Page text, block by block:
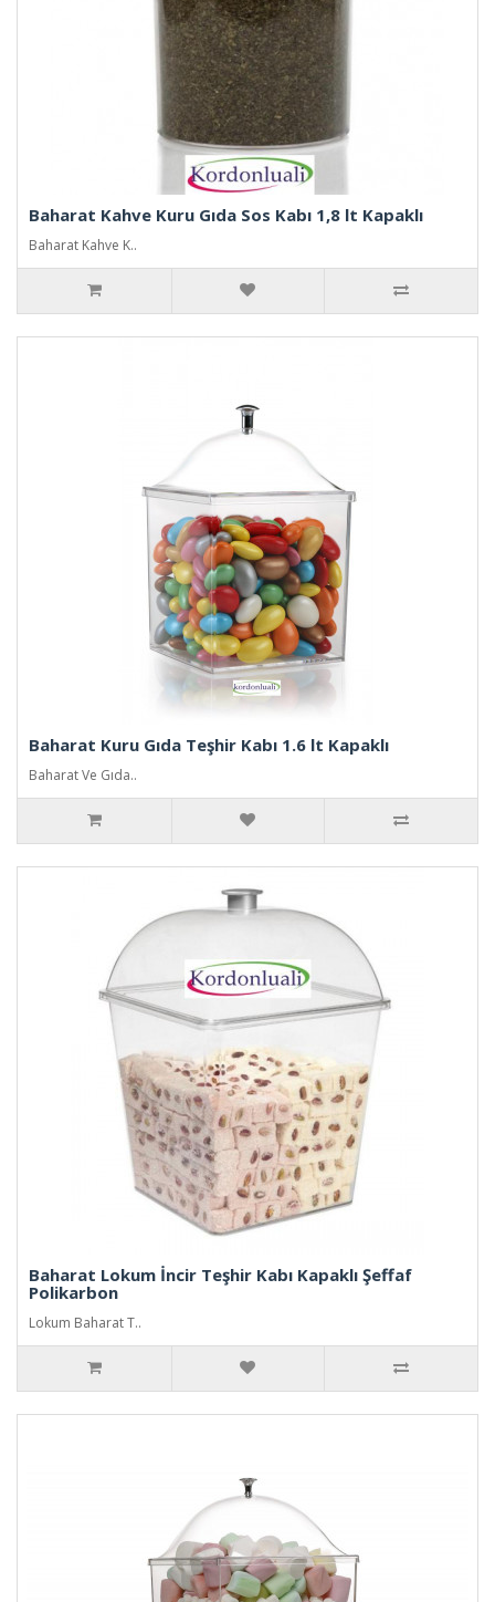
Baharat Kahve Kuru Gıda Sos Kabı 1,8 lt Kapaklı
Baharat Kahve K..
Baharat Kuru Gıda Teşhir Kabı 1.6 lt Kapaklı
Baharat Ve Gıda..
Baharat Lokum İncir Teşhir Kabı Kapaklı Şeffaf
Polikarbon
Lokum Baharat T..